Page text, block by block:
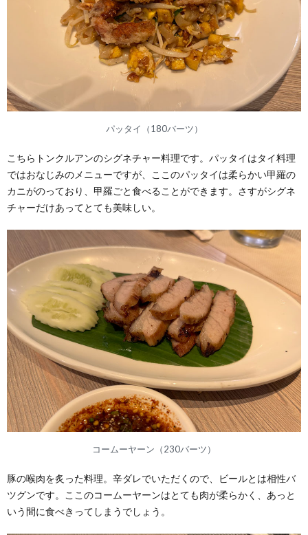
パッタイ（180バーツ）
こちらトンクルアンのシグネチャー料理です。パッタイはタイ料理
ではおなじみのメニューですが、ここのパッタイは柔らかい甲羅の
カニがのっており、甲羅ごと食べることができます。さすがシグネ
チャーだけあってとても美味しい。
コームーヤーン（230バーツ）
豚の喉肉を炙った料理。辛ダレでいただくので、ビールとは相性バ
ツグンです。ここのコームーヤーンはとても肉が柔らかく、あっと
いう間に食べきってしまうでしょう。